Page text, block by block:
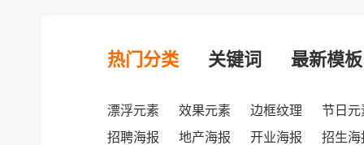
热门分类 关键词 最新模板
漂浮元素 效果元素 边框纹理
节日元
招聘海报
地产海报 开业海报
招生海